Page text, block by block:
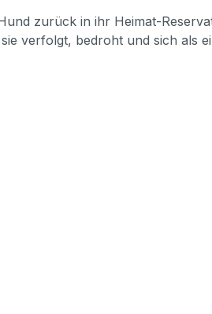
zurück in ihr Heimat-
verfolgt, bedroht und sich als